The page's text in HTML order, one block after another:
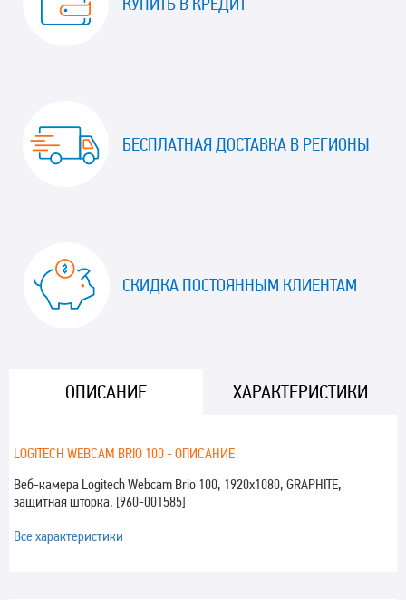
БЕСПЛАТНАЯ ДОСТАВКА В РЕГИОНЫ
СКИДКА ПОСТОЯННЫМ КЛИЕНТАМ
ОПИСАНИЕ ХАРАКТЕРИСТИКИ
LOGITECH WEBCAM BRIO 100 - ОПИСАНИЕ
Веб-камера Logitech Webcam Brio 100, 1920x1080, GRAPHITE,
защитная шторка, [960-001585]
Все характеристики